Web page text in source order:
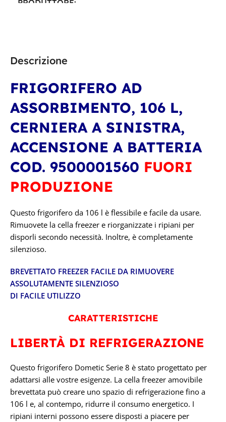
Descrizione
FRIGORIFERO AD
ASSORBIMENTO, 106 L,
CERNIERA A SINISTRA,
ACCENSIONE A BATTERIA
COD. 9500001560 FUORI
PRODUZIONE
Questo frigorifero da 106 l è flessibile e facile da usare.
Rimuovete la cella freezer e riorganizzate i ripiani per
disporli secondo necessità. Inoltre, è completamente
silenzioso.
BREVETTATO FREEZER FACILE DA RIMUOVERE
ASSOLUTAMENTE SILENZIOSO
DI FACILE UTILIZZO
CARATTERISTICHE
LIBERTÀ DI REFRIGERAZIONE
Questo frigorifero Dometic Serie 8 è stato progettato per
adattarsi alle vostre esigenze. La cella freezer amovibile
brevettata può creare uno spazio di refrigerazione fino a
106 l e, al contempo, ridurre il consumo energetico. I
ripiani interni possono essere disposti a piacere per
PRODUTTORE
TECNOLOGIA
ASSORBIMENTO
CAPACITÀ IN LITRI
177 l